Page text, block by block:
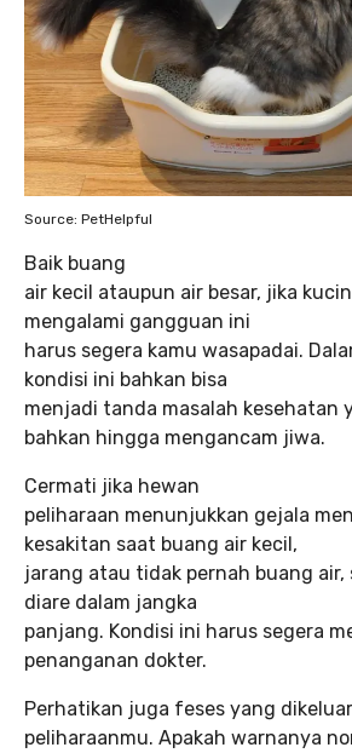
Source: PetHelpful
Baik buang
air kecil ataupun air besar, jika
mengalami gangguan ini
harus segera kamu wasapadai.
kondisi ini bahkan bisa
menjadi tanda masalah kesehatan
bahkan hingga mengancam jiwa.
Cermati jika hewan
peliharaan menunjukkan gejala
kesakitan saat buang air kecil,
jarang atau tidak pernah buang
diare dalam jangka
panjang. Kondisi ini harus segera
penanganan dokter.
Perhatikan juga feses yang
peliharaanmu. Apakah warnanya